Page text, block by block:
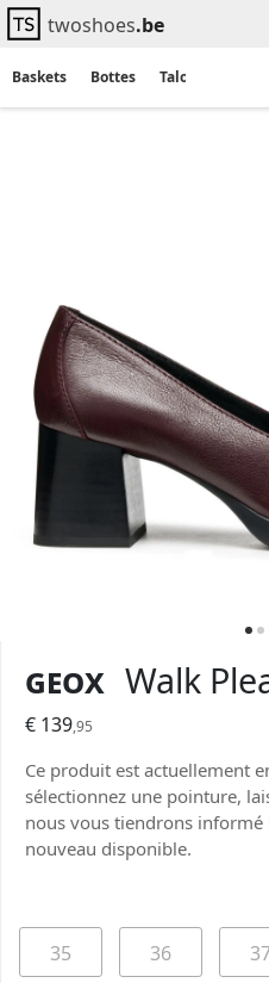
twoshoes.be
Baskets Bottes Talons
Geox Walk
€ 139,95
Ce produit est actuellement
sélectionnez une pointure,
nous vous tiendrons
nouveau disponible.
35 36